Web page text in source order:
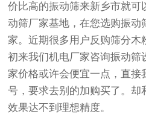
价比高的振动筛来新乡市就可
动筛厂家基地，在您选购振动
家。近期很多用户反购筛分木
初来我们机电厂家咨询振动筛
家价格或许会便宜一点，直接
号，要求去别的加购买了。却
效果达不到理想精度。